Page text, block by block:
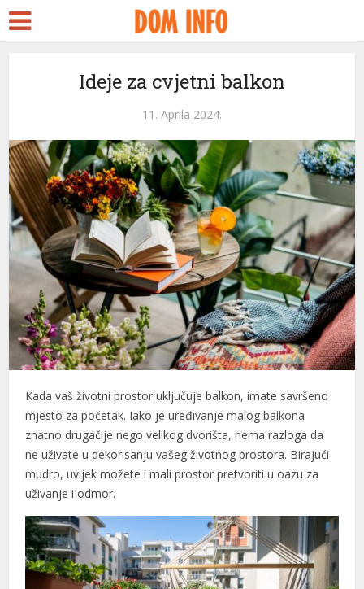
Ideje za cvjetni balkon
11. Aprila 2024.
Kada vaš životni prostor uključuje balkon, imate savršeno
mjesto za početak. Iako je uređivanje malog balkona
znatno drugačije nego velikog dvorišta, nema razloga da
ne uživate u dekorisanju vašeg životnog prostora. Birajući
mudro, uvijek možete i mali prostor pretvoriti u oazu za
uživanje i odmor.